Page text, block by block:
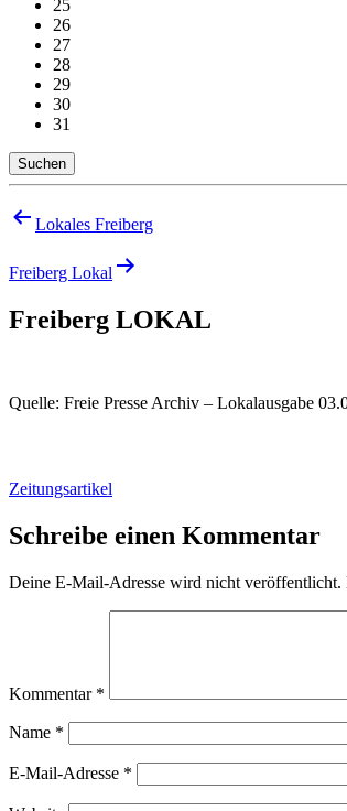
25
26
27
28
29
30
31
Suchen
Beitragsnavigation
Lokales Freiberg
Freiberg Lokal
Freiberg LOKAL
Quelle: Freie Presse Archiv – Lokalausgabe
Zeitungsartikel
Schreibe einen Kommentar
Deine E-Mail-Adresse wird nicht veröffentlicht.
Kommentar *
Name *
E-Mail-Adresse *